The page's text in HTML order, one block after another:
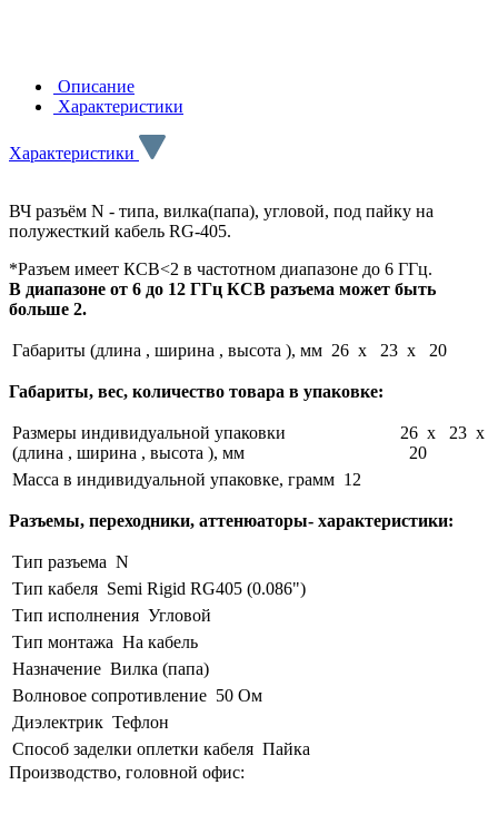
Описание
Характеристики
Характеристики
ВЧ разъём N - типа, вилка(папа), угловой, под пайку на
полужесткий кабель RG-405.
*Разъем имеет КСВ<2 в частотном диапазоне до 6 ГГц.
В диапазоне от 6 до 12 ГГц КСВ разъема может быть
больше 2.
Габариты (длина , ширина , высота ), мм 26 x 23 x 20
Габариты, вес, количество товара в упаковке:
Размеры индивидуальной упаковки
(длина , ширина , высота ), мм
26 x 23 x
20
Масса в индивидуальной упаковке, грамм 12
Разъемы, переходники, аттенюаторы- характеристики:
Тип разъема N
Тип кабеля Semi Rigid RG405 (0.086")
Тип исполнения Угловой
Тип монтажа На кабель
Назначение Вилка (папа)
Волновое сопротивление 50 Ом
Диэлектрик Тефлон
Способ заделки оплетки кабеля Пайка
Производство, головной офис: